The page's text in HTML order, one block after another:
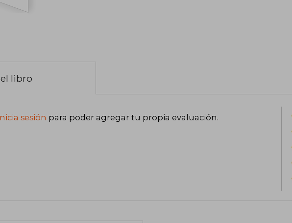
libro
sesión para poder agregar tu propia evaluación.